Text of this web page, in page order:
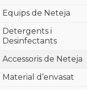
Equips de Neteja
Detergents i
Desinfectants
Accessoris de Neteja
Material d’envasat